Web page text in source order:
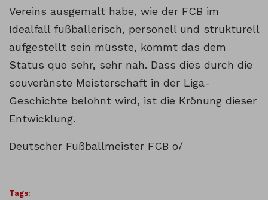
Vereins ausgemalt habe, wie der FCB im
Idealfall fußballerisch, personell und strukturell
aufgestellt sein müsste, kommt das dem
Status quo sehr, sehr nah. Dass dies durch die
souveränste Meisterschaft in der Liga-
Geschichte belohnt wird, ist die Krönung dieser
Entwicklung.
Deutscher Fußballmeister FCB o/
Tags: